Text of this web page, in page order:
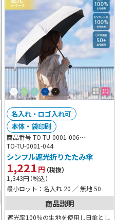
商品番号 TO-TU-0001-006～
TO-TU-0001-044
シンプル遮光折りたたみ傘
1,221円（税抜）
1,343円（税込）
最小ロット：名入れ 20 ／ 無地 50
名入れ・ロゴ入れ可
本体・袋印刷
商品説明
遮光率100％の生地を使用し日傘とし